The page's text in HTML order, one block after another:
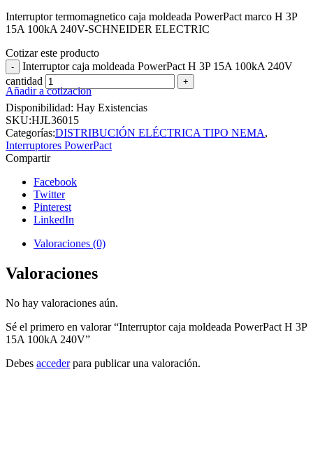
Interruptor termomagnetico caja moldeada PowerPact marco H 3P
15A 100kA 240V-SCHNEIDER ELECTRIC
Cotizar este producto
Interruptor caja moldeada PowerPact H 3P 15A 100kA 240V
cantidad
Añadir a cotizacion
Disponibilidad: Hay Existencias
SKU:HJL36015
Categorías:DISTRIBUCIÓN ELÉCTRICA TIPO NEMA,
Interruptores PowerPact
Compartir
Facebook
Twitter
Pinterest
LinkedIn
Valoraciones (0)
Valoraciones
No hay valoraciones aún.
Sé el primero en valorar “Interruptor caja moldeada PowerPact H 3P
15A 100kA 240V”
Debes accederpara publicar una valoración.